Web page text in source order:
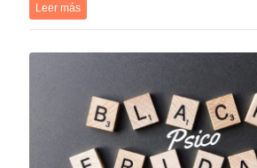
Leer más